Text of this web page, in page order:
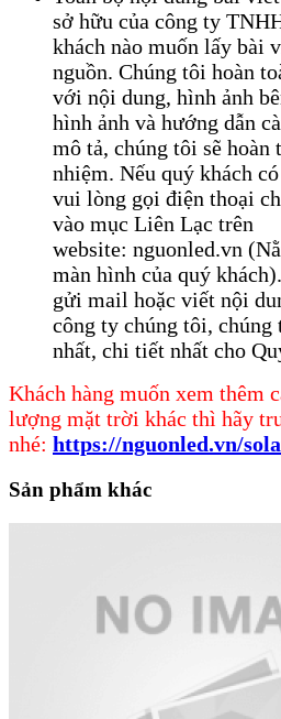
sở hữu của công ty
khách nào muốn lấy bài
nguồn. Chúng tôi hoàn
với nội dung, hình ảnh
hình ảnh và hướng dẫn
mô tả, chúng tôi sẽ hoàn
nhiệm. Nếu quý khách
vui lòng gọi điện thoại
vào mục Liên Lạc trên
website: nguonled.vn
màn hình của quý
gửi mail hoặc viết nội
công ty chúng tôi, chúng
nhất, chi tiết nhất cho
Khách hàng muốn xem thêm
lượng mặt trời khác thì hãy
nhé: https://nguonled.vn/
Sản phẩm khác